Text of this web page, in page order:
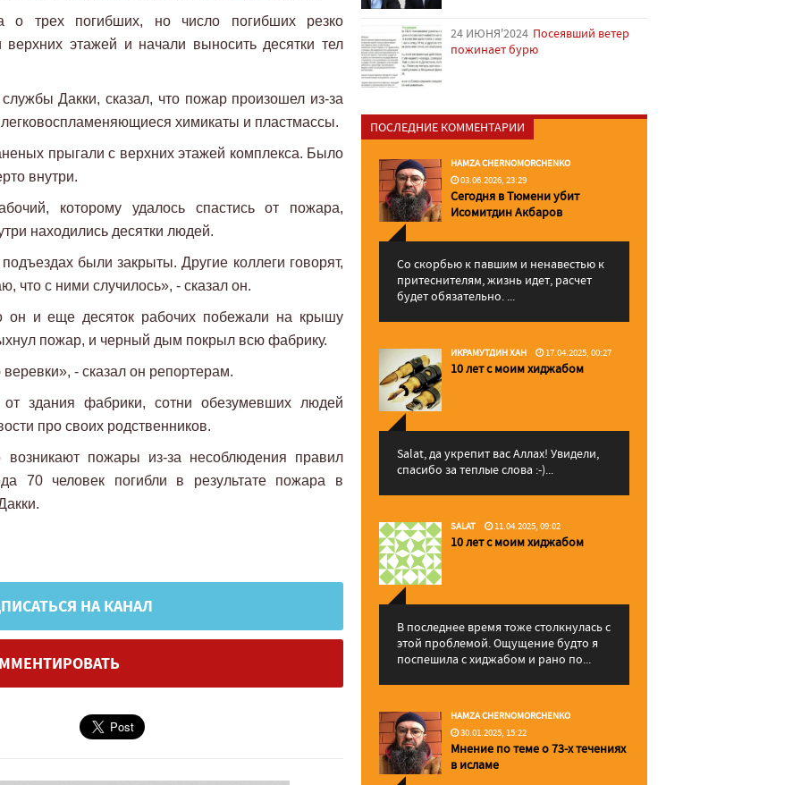
о трех погибших, но число погибших резко
верхних этажей и начали выносить десятки тел
Дакки, сказал, что пожар произошел из-за
химикаты и пластмассы.
прыгали с верхних этажей комплекса. Было
внутри.
которому удалось спастись от пожара,
находились десятки людей.
были закрыты. Другие коллеги говорят,
что с ними случилось», - сказал он.
он и еще десяток рабочих побежали на крышу
пожар, и черный дым покрыл всю фабрику.
- сказал он репортерам.
здания фабрики, сотни обезумевших людей
про своих родственников.
пожары из-за несоблюдения правил
70 человек погибли в результате пожара в
НА КАНАЛ
24 ИЮНЯ'2024 Посеявший ветер
пожинает бурю
ПОСЛЕДНИЕ КОММЕНТАРИИ
HAMZA CHERNOMORCHENKO
03.06.2026, 23:29
Сегодня в Тюмени убит
Исомитдин Акбаров
Со скорбью к павшим и ненавестью к
притеснителям, жизнь идет, расчет
будет обязательно. ...
ИКРАМУТДИН ХАН 17.04.2025, 00:27
10 лет с моим хиджабом
Salat, да укрепит вас Аллаx! Увидели,
спасибо за теплые слова :-)...
SALAT 11.04.2025, 09:02
10 лет с моим хиджабом
В последнее время тоже столкнулась с
этой проблемой. Ощущение будто я
поспешила с хиджабом и рано по...
HAMZA CHERNOMORCHENKO
30.01.2025, 15:22
Мнение по теме о 73-х течениях
в исламе